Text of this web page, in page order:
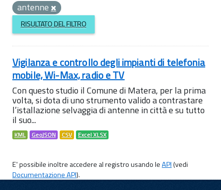
antenne
RISULTATO DEL FILTRO
Vigilanza e controllo degli impianti di telefonia
mobile, Wi-Max, radio e TV
Con questo studio il Comune di Matera, per la prima
volta, si dota di uno strumento valido a contrastare
l’istallazione selvaggia di antenne in città e su tutto
il suo...
KML GeoJSON CSV Excel XLSX
E' possibile inoltre accedere al registro usando leAPI(vedi
Documentazione API).